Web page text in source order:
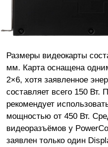
Размеры видеокарты
мм. Карта оснащена
2×6, хотя заявленное
составляет всего 150 Вт.
рекомендует
мощностью от 450 Вт.
видеоразъёмов у
заявлен только один